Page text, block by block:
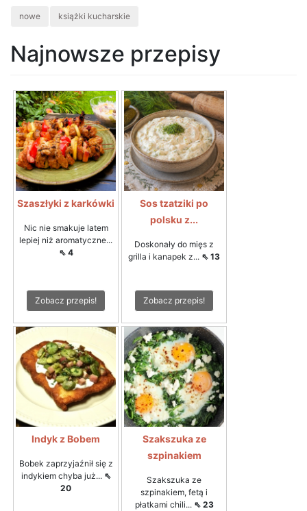
nowe książki kucharskie
Najnowsze przepisy
Szaszłyki z karkówki
Nic nie smakuje latem
lepiej niż aromatyczne...
⇖ 4
Zobacz przepis!
Sos tzatziki po
polsku z...
Doskonały do mięs z
grilla i kanapek z... ⇖ 13
Zobacz przepis!
Indyk z Bobem
Bobek zaprzyjaźnił się z
indykiem chyba już... ⇖
20
Szakszuka ze
szpinakiem
Szakszuka ze
szpinakiem, fetą i
płatkami chili... ⇖ 23